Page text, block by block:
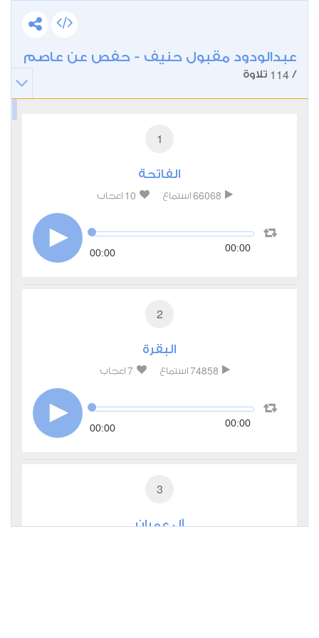
عبدالودود مقبول حنيف - حفص عن عاصم
/
114 تلاوة
1
الفاتحة
66068 استماع 10 اعجاب
00:00 00:00
2
البقرة
74858 استماع 7 اعجاب
00:00 00:00
3
آل عمران